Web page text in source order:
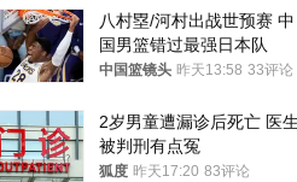
八村塁/河村出战世预赛 中
国男篮错过最强日本队
中国篮镜头 昨天13:58 33评论
2岁男童遭漏诊后死亡 医生
被判刑有点冤
狐度 昨天17:20 83评论